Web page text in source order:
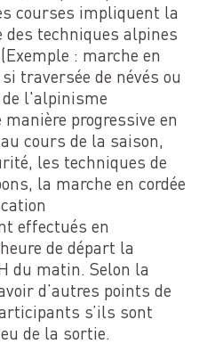
courses impliquent la
des techniques alpines
: marche en
traversée de névés ou
l'alpinisme
progressive en
cours de la saison,
les techniques de
la marche en cordée
effectués en
de départ la
du matin. Selon la
d’autres points de
s’ils sont
de la sortie.